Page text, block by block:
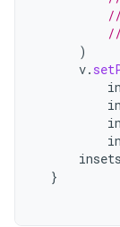
)
v.
insets
}